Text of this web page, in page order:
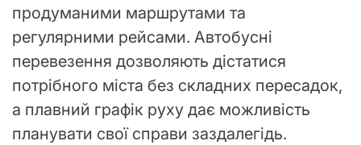
продуманими маршрутами та
регулярними рейсами. Автобусні
перевезення дозволяють дістатися
потрібного міста без складних пересадок,
а плавний графік руху дає можливість
планувати свої справи заздалегідь.